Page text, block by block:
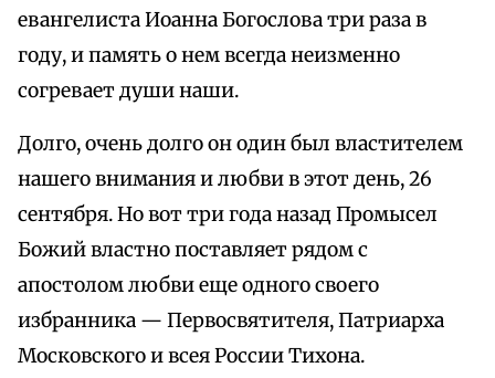
евангелиста Иоанна Богослова три раза в
году, и память о нем всегда неизменно
согревает души наши.
Долго, очень долго он один был властителем
нашего внимания и любви в этот день, 26
сентября. Но вот три года назад Промысел
Божий властно поставляет рядом с
апостолом любви еще одного своего
избранника — Первосвятителя, Патриарха
Московского и всея России Тихона.